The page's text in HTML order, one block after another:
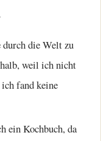
durch die Welt zu
weil ich nicht
fand keine
ein Kochbuch, da